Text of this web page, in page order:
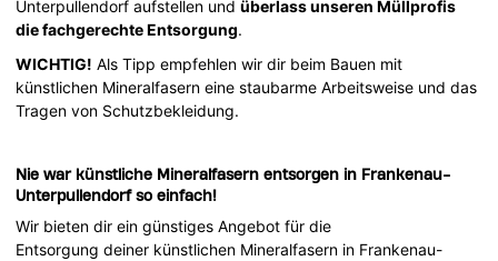
Unterpullendorf aufstellen undüberlass unseren Müllprofis
die fachgerechte Entsorgung.
WICHTIG! Als Tipp empfehlen wir dir beim Bauen mit
künstlichen Mineralfasern eine staubarme Arbeitsweise und das
Tragen von Schutzbekleidung.
Nie war künstliche Mineralfasern entsorgen in Frankenau-
Unterpullendorf so einfach!
Wir bieten dir ein günstiges Angebot für die
Entsorgung deiner künstlichen Mineralfasern in Frankenau-